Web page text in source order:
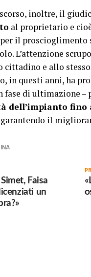
inoltre, il
al proprietario e
il
L’attenzione
cittadino e allo
in questi anni, ha
fase di ultimazione –
dell’impianto
il
Faisa
un